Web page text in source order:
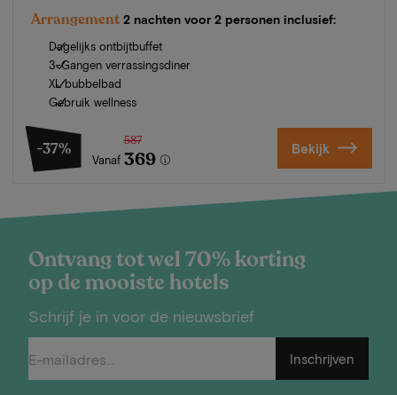
Arrangement 2 nachten voor 2 personen inclusief:
Dagelijks ontbijtbuffet
3-Gangen verrassingsdiner
XL bubbelbad
Gebruik wellness
-37%
Vanaf
587
369 Bekijk
Ontvang tot wel 70% korting
op de mooiste hotels
Schrijf je in voor de nieuwsbrief
Inschrijven